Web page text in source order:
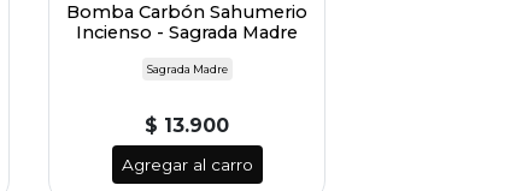
Bomba Carbón Sahumerio
Incienso - Sagrada Madre
Sagrada Madre
$ 13.900
Agregar al carro